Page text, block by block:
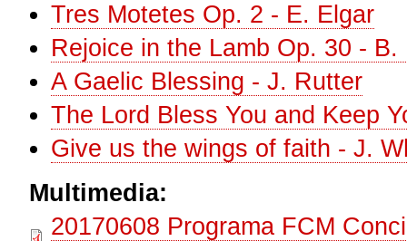
Tres Motetes Op. 2 - E. Elgar
Rejoice in the Lamb Op. 30 - B.
A Gaelic Blessing - J. Rutter
The Lord Bless You and Keep
Give us the wings of faith - J.
Multimedia:
20170608 Programa FCM